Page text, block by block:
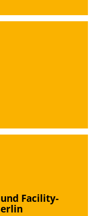
Facility-